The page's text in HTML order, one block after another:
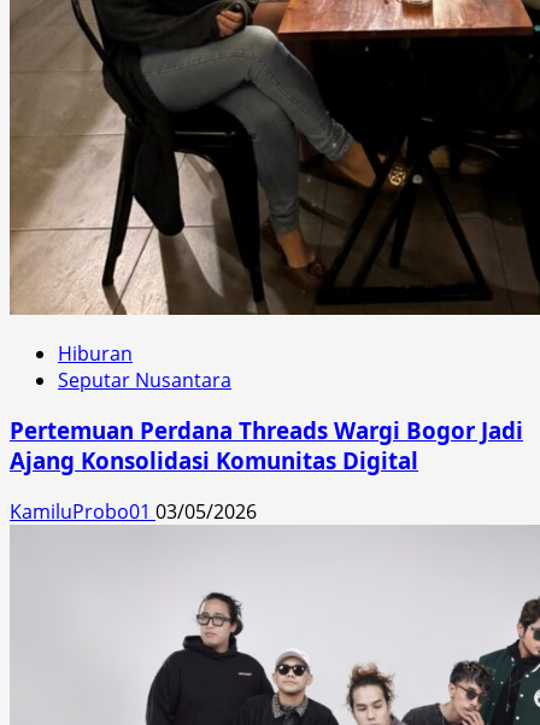
Hiburan
Seputar Nusantara
Pertemuan Perdana Threads Wargi Bogor Jadi
Ajang Konsolidasi Komunitas Digital
KamiluProbo01 03/05/2026